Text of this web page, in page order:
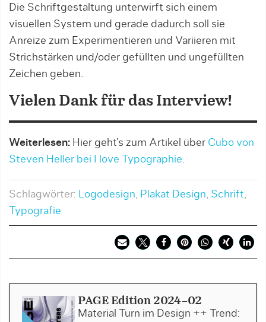
Die Schriftgestaltung unterwirft sich einem
visuellen System und gerade dadurch soll sie
Anreize zum Experimentieren und Variieren mit
Strichstärken und/oder gefüllten und ungefüllten
Zeichen geben.
Vielen Dank für das Interview!
Weiterlesen: Hier geht’s zum Artikel über Cubo von
Steven Heller bei I love Typographie.
Schlagwörter: Logodesign, Plakat Design, Schrift,
Typografie
PAGE Edition 2024-02
Material Turn im Design ++ Trend: